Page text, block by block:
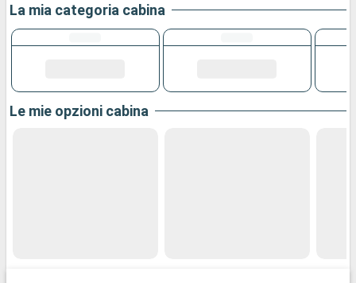
La mia categoria cabina
Le mie opzioni cabina